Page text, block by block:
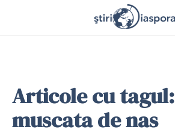
Articole cu tagul:
muscata de nas